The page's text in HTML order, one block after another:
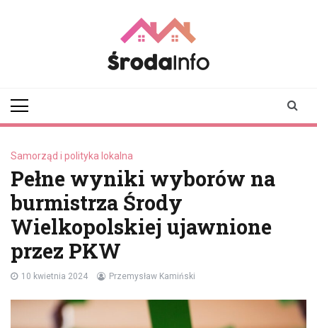
Samorząd i polityka lokalna
Pełne wyniki wyborów na
burmistrza Środy
Wielkopolskiej ujawnione
przez PKW
10 kwietnia 2024 Przemysław Kamiński